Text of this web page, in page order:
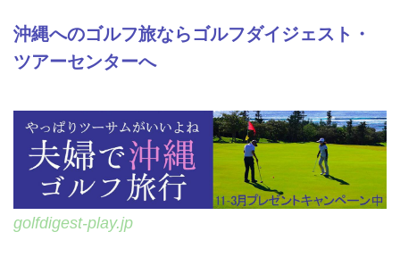
沖縄へのゴルフ旅ならゴルフダイジェスト・
ツアーセンターへ
golfdigest-play.jp